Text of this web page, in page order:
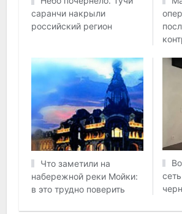
саранчи накрыли
российский регион
Что заметили на
набережной реки Мойки:
в это трудно поверить